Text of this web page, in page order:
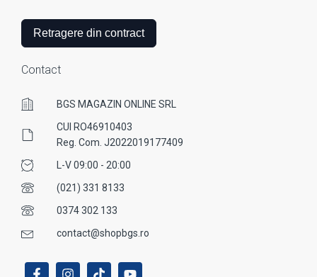
Retragere din contract
Contact
BGS MAGAZIN ONLINE SRL
CUI RO46910403
Reg. Com. J2022019177409
L-V 09:00 - 20:00
(021) 331 8133
0374 302 133
contact@shopbgs.ro